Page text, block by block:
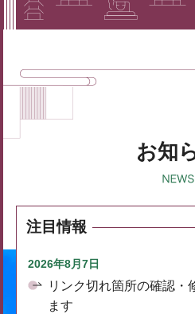
お知
注目情報
2026年8月7日
リンク切れ箇所の確認・
ます